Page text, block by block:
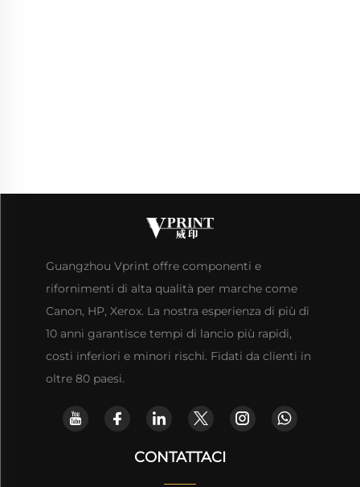
Guangzhou Vprint offre componenti e
rifornimenti di alta qualità per marche come
Canon, HP, Xerox. La nostra esperienza di più di
10 anni garantisce tempi di lancio più rapidi,
costi inferiori e minori rischi. Fidati da clienti in
oltre 80 paesi.
CONTATTACI